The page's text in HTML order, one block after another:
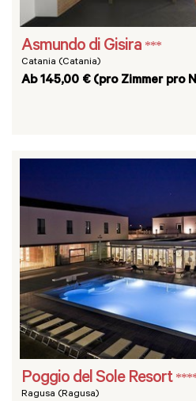
Asmundo di Gisira ***
Catania (Catania)
Ab 145,00 € (pro Zimmer pro
Poggio del Sole Resort
Ragusa (Ragusa)